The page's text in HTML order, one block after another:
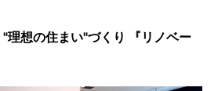
想の住まい"づくり 『リノベー